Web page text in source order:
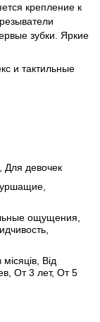
крепление к
зубки. Яркие
и тактильные
Для девочек
ощущения,
місяців, Від
От 3 лет, От 5